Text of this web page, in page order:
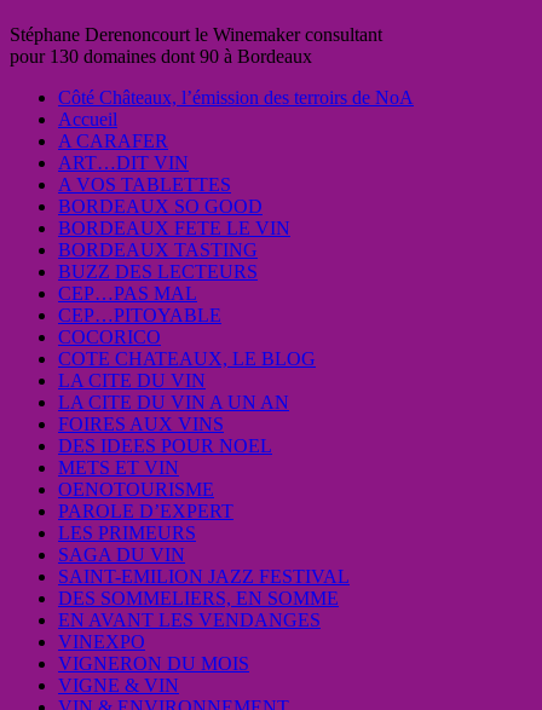
Stéphane Derenoncourt le Winemaker consultant
pour 130 domaines dont 90 à Bordeaux
Côté Châteaux, l’émission des terroirs de NoA
Accueil
A CARAFER
ART…DIT VIN
A VOS TABLETTES
BORDEAUX SO GOOD
BORDEAUX FETE LE VIN
BORDEAUX TASTING
BUZZ DES LECTEURS
CEP…PAS MAL
CEP…PITOYABLE
COCORICO
COTE CHATEAUX, LE BLOG
LA CITE DU VIN
LA CITE DU VIN A UN AN
FOIRES AUX VINS
DES IDEES POUR NOEL
METS ET VIN
OENOTOURISME
PAROLE D’EXPERT
LES PRIMEURS
SAGA DU VIN
SAINT-EMILION JAZZ FESTIVAL
DES SOMMELIERS, EN SOMME
EN AVANT LES VENDANGES
VINEXPO
VIGNERON DU MOIS
VIGNE & VIN